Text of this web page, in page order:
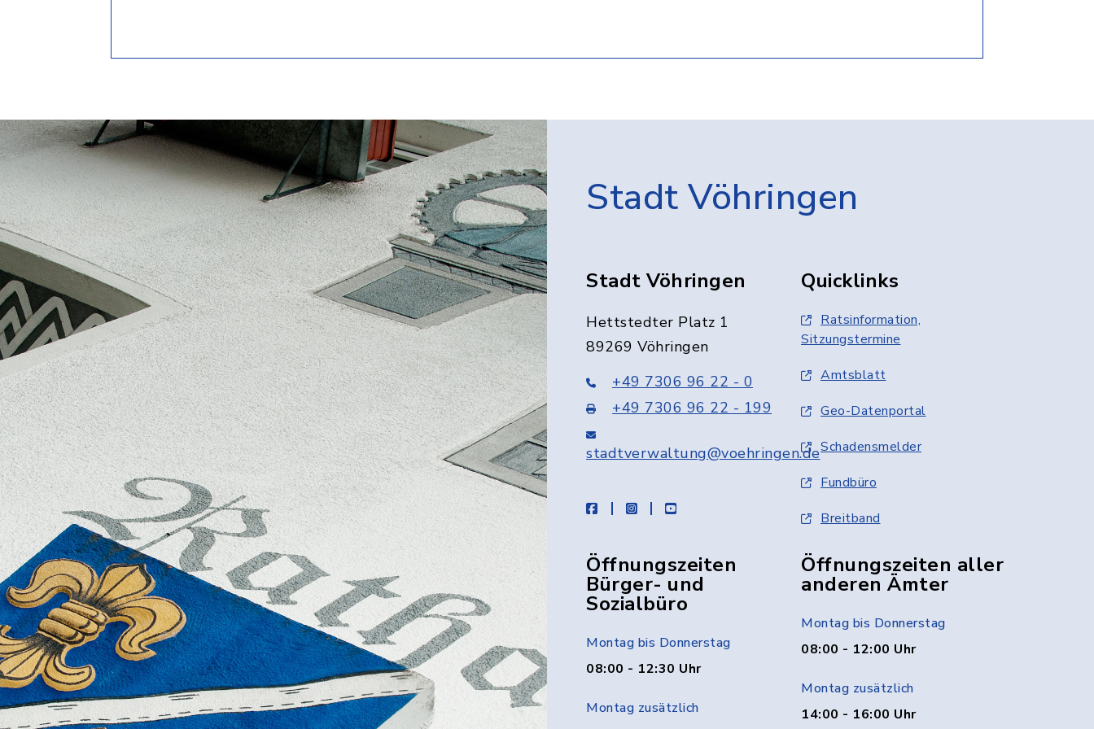
Stadt Vöhringen
Stadt Vöhringen
Hettstedter Platz 1
89269 Vöhringen
+49 7306 96 22 - 0
+49 7306 96 22 - 199
stadtverwaltung@voehringen.de
facebookinstagramyoutube
Quicklinks
Ratsinformation,
Sitzungstermine
Amtsblatt
Geo-Datenportal
Schadensmelder
Fundbüro
Breitband
Öffnungszeiten
Bürger- und
Sozialbüro
Montag bis Donnerstag
08:00 - 12:30 Uhr
Montag zusätzlich
Öffnungszeiten aller
anderen Ämter
Montag bis Donnerstag
08:00 - 12:00 Uhr
Montag zusätzlich
14:00 - 16:00 Uhr